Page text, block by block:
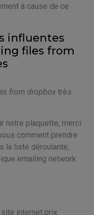
à cause de ce
influentes
files from
from dropbox très
notre plaquette, merci
comment prendre
la liste déroulante,
emailing network
internet prix